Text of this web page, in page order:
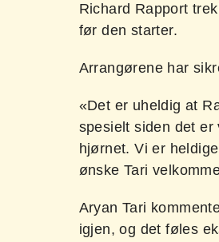
Richard Rapport
før den starter.
Arrangørene har
«Det er uheldig at
spesielt siden det er
hjørnet. Vi er
ønske Tari
Aryan Tari
igjen, og det føles